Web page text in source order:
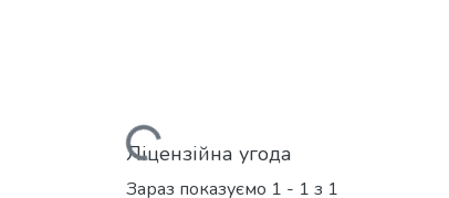
Вантажиться...
Ліцензійна угода
Зараз показуємо 1 - 1 з 1